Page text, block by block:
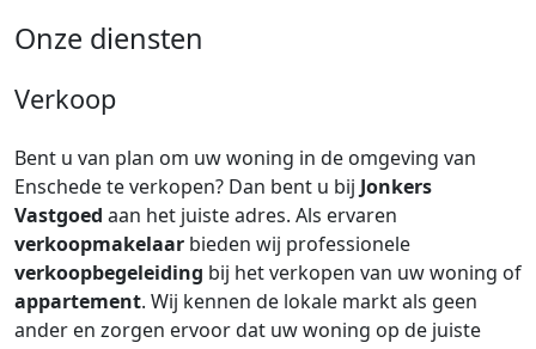
Onze diensten
Verkoop
Bent u van plan om uw woning in de omgeving van
Enschede te verkopen? Dan bent u bij Jonkers
Vastgoed aan het juiste adres. Als ervaren
verkoopmakelaar bieden wij professionele
verkoopbegeleiding bij het verkopen van uw woning of
appartement. Wij kennen de lokale markt als geen
ander en zorgen ervoor dat uw woning op de juiste